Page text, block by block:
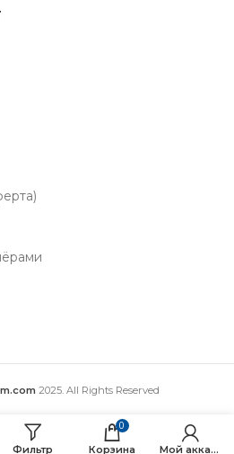
2025. All Rights Reserved
Фильтр
0
Корзина
Мой аккаунт